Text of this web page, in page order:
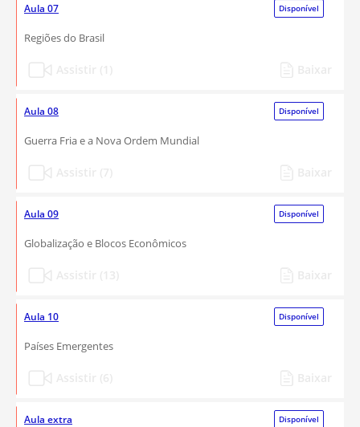
Aula 07 Disponível
Regiões do Brasil
Aula 08 Disponível
Guerra Fria e a Nova Ordem Mundial
Aula 09 Disponível
Globalização e Blocos Econômicos
Aula 10 Disponível
Países Emergentes
Aula extra Disponível